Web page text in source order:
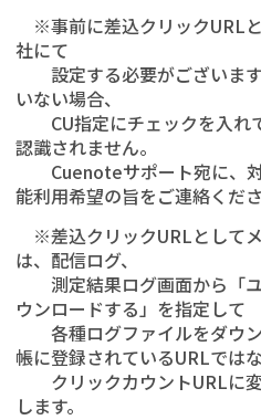
※事前に差込クリックURL
社にて
設定する必要がございます
いない場合、
CU指定にチェックを入れ
認識されません。
Cuenoteサポート宛に、対
能利用希望の旨をご連絡くださ
※差込クリックURLとして
は、配信ログ、
測定結果ログ画面から「
ウンロードする」を指定して
各種ログファイルをダウ
帳に登録されているURLではな
クリックカウントURLに変
します。